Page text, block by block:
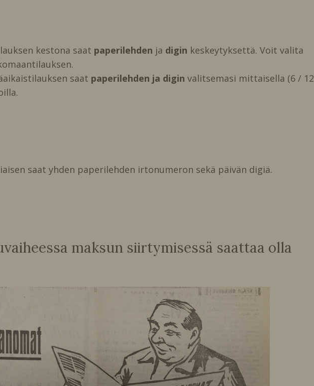
kestona saat paperilehden ja digin keskeytyksettä. Voit valita
saat paperilehden ja digin valitsemasi mittaisella (6 / 12
saat yhden paperilehden irtonumeron sekä päivän digiä.
maksun siirtymisessä saattaa olla